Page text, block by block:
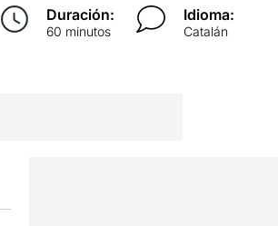
Duración:
60 minutos
Idioma:
Catalán